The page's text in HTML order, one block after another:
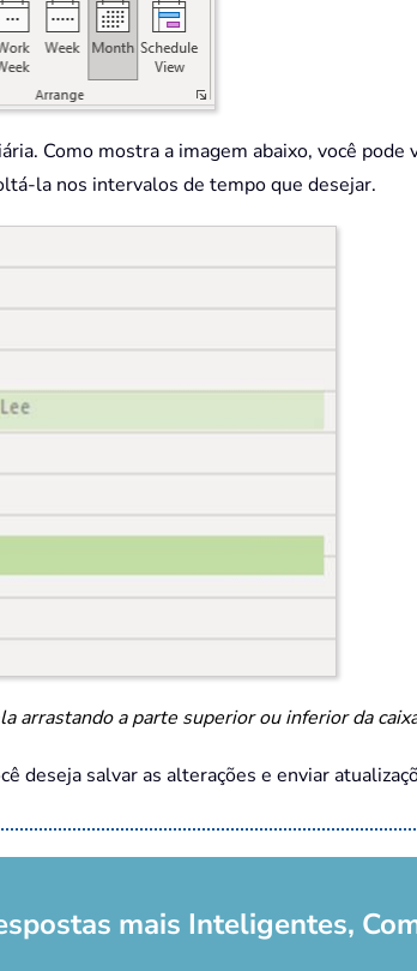
Como mostra a imagem abaixo, você
la nos intervalos de tempo que desejar.
arrastando a parte superior ou inferior da
deseja salvar as alterações e enviar
mais Inteligentes,